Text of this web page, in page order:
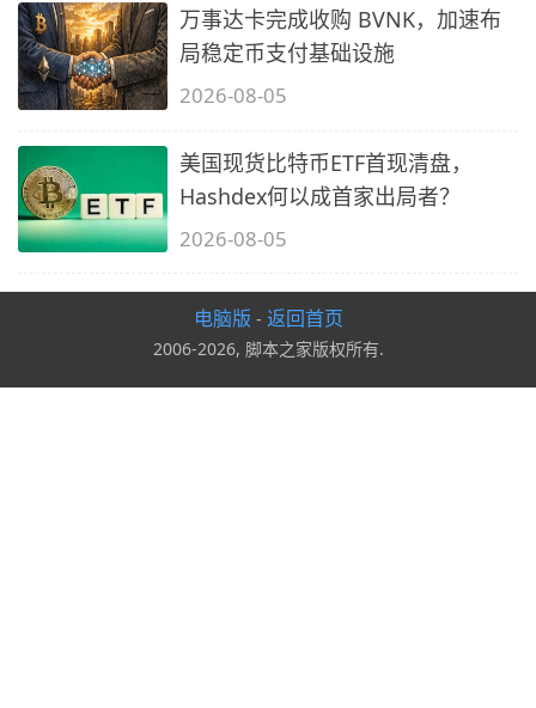
万事达卡完成收购 BVNK，加速布
局稳定币支付基础设施
2026-08-05
美国现货比特币ETF首现清盘，
Hashdex何以成首家出局者？
2026-08-05
电脑版 - 返回首页
2006-2026, 脚本之家版权所有.